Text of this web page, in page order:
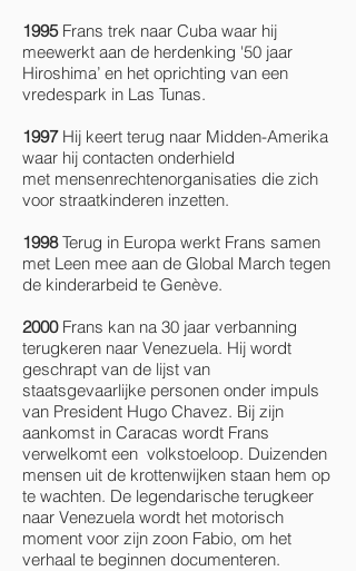
1995Frans trek naar Cuba waar hij
meewerkt aan de herdenking '50 jaar
Hiroshima’ en het oprichting van een
vredespark in Las Tunas.
1997Hij keert terug naar Midden-Amerika
waar hij contacten onderhield
met mensenrechtenorganisaties die zich
voor straatkinderen inzetten.
1998Terug in Europa werkt Frans samen
met Leen mee aan de Global March tegen
de kinderarbeid te Genève.
2000Frans kan na 30 jaar verbanning
terugkeren naar Venezuela. Hij wordt
geschrapt van de lijst van
staatsgevaarlijke personen onder impuls
van President Hugo Chavez. Bij zijn
aankomst in Caracas wordt Frans
verwelkomt een volkstoeloop. Duizenden
mensen uit de krottenwijken staan hem op
te wachten. De legendarische terugkeer
naar Venezuela wordt het motorisch
moment voor zijn zoon Fabio, om het
verhaal te beginnen documenteren.